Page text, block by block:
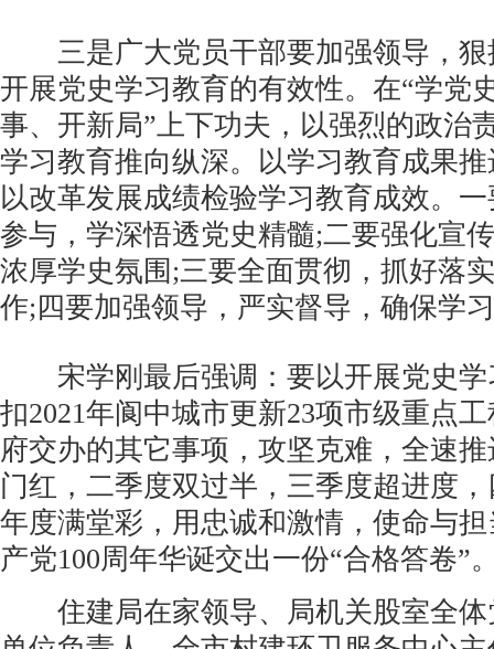
三是广大党员干部要加强领导，狠
开展党史学习教育的有效性。在“学党
事、开新局”上下功夫，以强烈的政治
学习教育推向纵深。以学习教育成果
以改革发展成绩检验学习教育成效。
参与，学深悟透党史精髓;二要强化宣
浓厚学史氛围;三要全面贯彻，抓好落
作;四要加强领导，严实督导，确保学
宋学刚最后强调：要以开展党史学
扣2021年阆中城市更新23项市级重点
府交办的其它事项，攻坚克难，全速
门红，二季度双过半，三季度超进度
年度满堂彩，用忠诚和激情，使命与
产党100周年华诞交出一份“合格答卷”
住建局在家领导、局机关股室全体